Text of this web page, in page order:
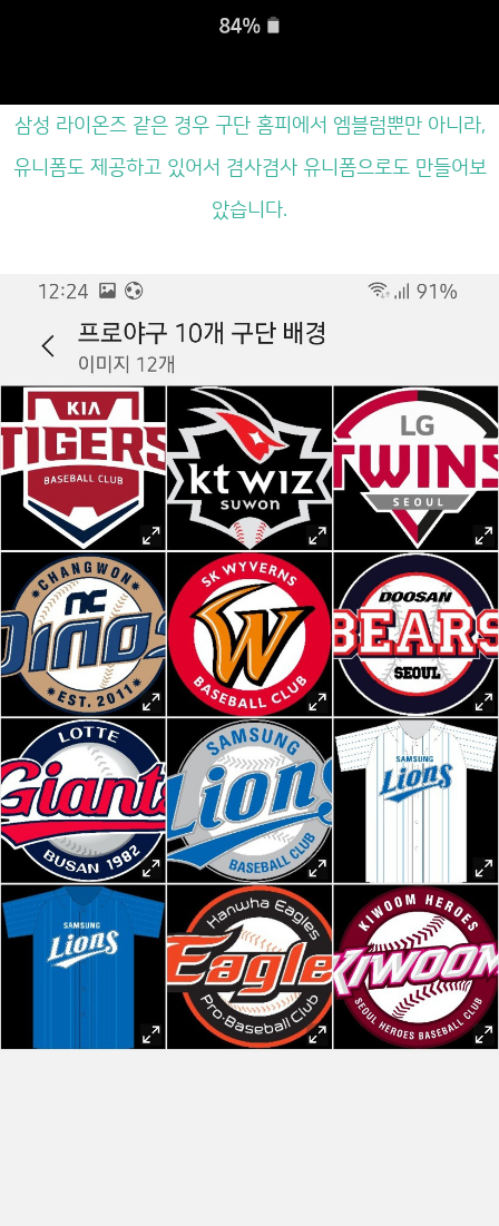
삼성 라이온즈 같은 경우 구단 홈피에서 엠블럼뿐만 아니라,
유니폼도 제공하고 있어서 겸사겸사 유니폼으로도 만들어보
았습니다.